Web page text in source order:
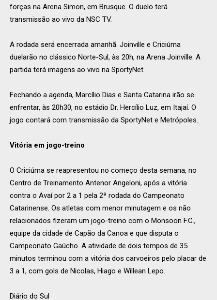
forças na Arena Simon, em Brusque. O duelo terá
transmissão ao vivo da NSC TV.
A rodada será encerrada amanhã. Joinville e Criciúma
duelarão no clássico Norte-Sul, às 20h, na Arena Joinville. A
partida terá imagens ao vivo na SportyNet.
Fechando a agenda, Marcílio Dias e Santa Catarina irão se
enfrentar, às 20h30, no estádio Dr. Hercílio Luz, em Itajaí. O
jogo contará com transmissão da SportyNet e Metrópoles.
Vitória em jogo-treino
O Criciúma se reapresentou no começo desta semana, no
Centro de Treinamento Antenor Angeloni, após a vitória
contra o Avaí por 2 a 1 pela 2ª rodada do Campeonato
Catarinense. Os atletas com menor minutagem e os não
relacionados fizeram um jogo-treino com o Monsoon F.C.,
equipe da cidade de Capão da Canoa e que disputa o
Campeonato Gaúcho. A atividade de dois tempos de 35
minutos terminou com a vitória dos carvoeiros pelo placar de
3 a 1, com gols de Nicolas, Hiago e Willean Lepo.
Diário do Sul